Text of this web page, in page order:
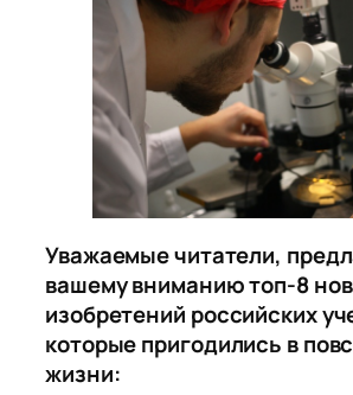
Уважаемые читатели,
вашему вниманию топ-8
изобретений российских
которые пригодились в
жизни: